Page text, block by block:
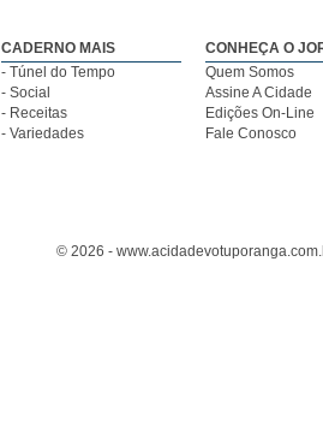
CADERNO MAIS
- Túnel do Tempo
- Social
- Receitas
- Variedades
CONHEÇA O
Quem Somos
Assine A Cidade
Edições On-Line
Fale Conosco
© 2026 -